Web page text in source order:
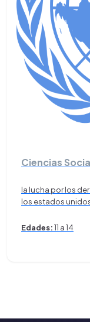
Ciencias
la lucha por los
los estados
Edades:11 a 14